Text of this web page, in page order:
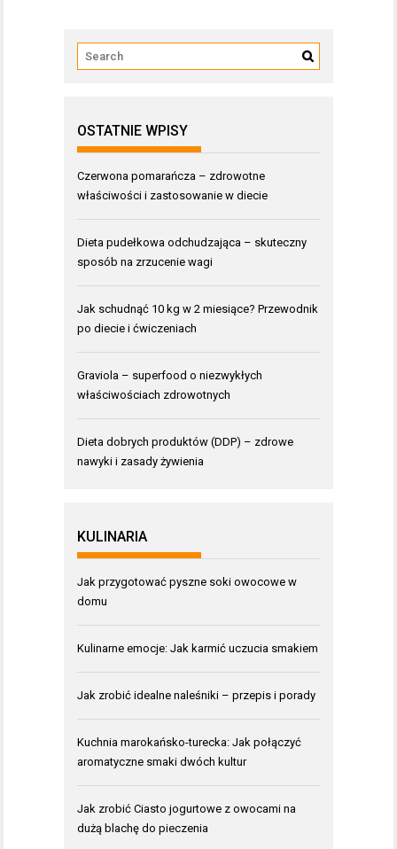
OSTATNIE WPISY
Czerwona pomarańcza – zdrowotne
właściwości i zastosowanie w diecie
Dieta pudełkowa odchudzająca – skuteczny
sposób na zrzucenie wagi
Jak schudnąć 10 kg w 2 miesiące? Przewodnik
po diecie i ćwiczeniach
Graviola – superfood o niezwykłych
właściwościach zdrowotnych
Dieta dobrych produktów (DDP) – zdrowe
nawyki i zasady żywienia
KULINARIA
Jak przygotować pyszne soki owocowe w
domu
Kulinarne emocje: Jak karmić uczucia smakiem
Jak zrobić idealne naleśniki – przepis i porady
Kuchnia marokańsko-turecka: Jak połączyć
aromatyczne smaki dwóch kultur
Jak zrobić Ciasto jogurtowe z owocami na
dużą blachę do pieczenia